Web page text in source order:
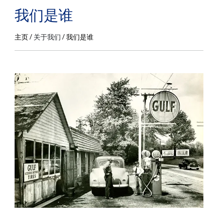
我们是谁
主页 关于我们 我们是谁